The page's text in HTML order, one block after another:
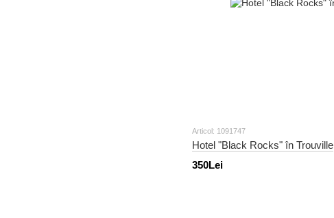
Articol: 1091747
Hotel "Black Rocks" în Trouville
350Lei